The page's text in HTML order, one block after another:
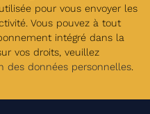
pour vous envoyer les
Vous pouvez à tout
intégré dans la
vos droits, veuillez
des données personnelles